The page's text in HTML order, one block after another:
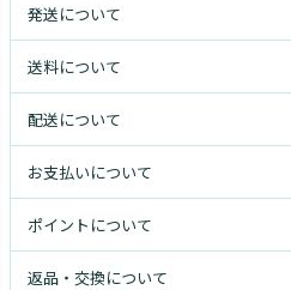
発送について
送料について
配送について
お支払いについて
ポイントについて
返品・交換について